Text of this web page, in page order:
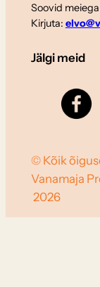
Soovid
Kirjuta:
Jälgi meid
© Kõik
Vanamaja
2026